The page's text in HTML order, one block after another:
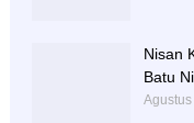
Nisan
Batu